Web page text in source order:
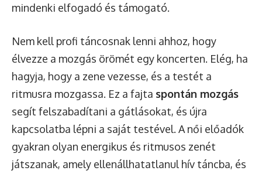
mindenki elfogadó és támogató.
Nem kell profi táncosnak lenni ahhoz, hogy
élvezze a mozgás örömét egy koncerten. Elég, ha
hagyja, hogy a zene vezesse, és a testét a
ritmusra mozgassa. Ez a fajta spontán mozgás
segít felszabadítani a gátlásokat, és újra
kapcsolatba lépni a saját testével. A női előadók
gyakran olyan energikus és ritmusos zenét
játszanak, amely ellenállhatatlanul hív táncba, és